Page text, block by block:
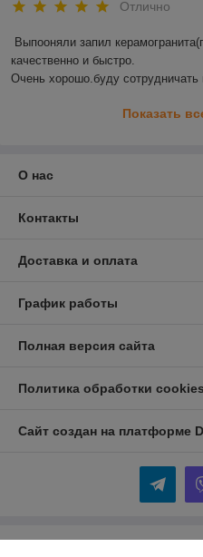
Отлично
Выпооняли запил
качественно и быстро.
Очень хорошо.буду
Показать
О нас
Контакты
Доставка и оплата
График работы
Полная версия сайта
Политика обработки cookies
Сайт создан на платформе